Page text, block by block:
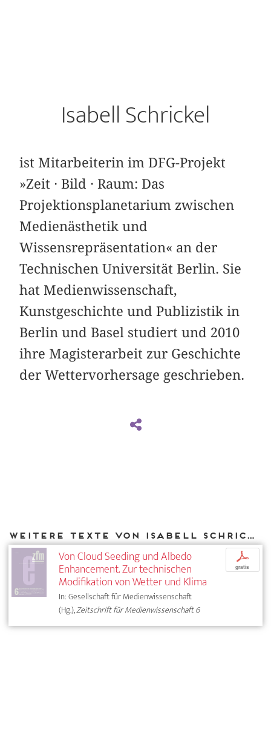
Isabell Schrickel
ist Mitarbeiterin im DFG-Projekt
»Zeit · Bild · Raum: Das
Projektionsplanetarium zwischen
Medienästhetik und
Wissensrepräsentation« an der
Technischen Universität Berlin. Sie
hat Medienwissenschaft,
Kunstgeschichte und Publizistik in
Berlin und Basel studiert und 2010
ihre Magisterarbeit zur Geschichte
der Wettervorhersage geschrieben.
Weitere Texte von Isabell Schrickel bei DIAPHANES
Von Cloud Seeding und Albedo
Enhancement. Zur technischen
Modifikation von Wetter und Klima
In: Gesellschaft für Medienwissenschaft
(Hg.),Zeitschrift für Medienwissenschaft 6
p
gratis